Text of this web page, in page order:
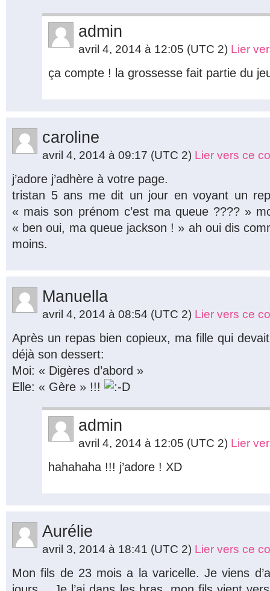
admin
avril 4, 2014 à 12:05 (UTC 2) Lier
ça compte ! la grossesse fait partie du
caroline
avril 4, 2014 à 09:17 (UTC 2) Lier vers ce
j’adore j’adhère à votre page.
tristan 5 ans me dit un jour en voyant un
« mais son prénom c’est ma queue ???? »
« ben oui, ma queue jackson ! » ah oui dis
moins.
Manuella
avril 4, 2014 à 08:54 (UTC 2) Lier vers ce
Après un repas bien copieux, ma fille qui
déjà son dessert:
Moi: « Digères d’abord »
Elle: « Gère » !!!
admin
avril 4, 2014 à 12:05 (UTC 2) Lier
hahahaha !!! j’adore ! XD
Aurélie
avril 3, 2014 à 18:41 (UTC 2) Lier vers ce
Mon fils de 23 mois a la varicelle. Je viens